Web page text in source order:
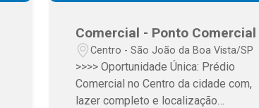
Comercial - Ponto Comercial
Centro - São João da Boa Vista/SP
>>>> Oportunidade Única: Prédio
Comercial no Centro da cidade com,
lazer completo e localização